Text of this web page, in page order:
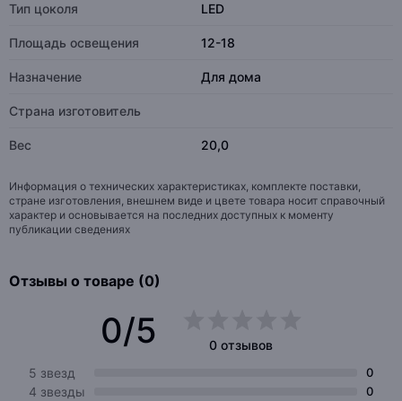
Тип цоколя LED
Площадь освещения 12-18
Назначение Для дома
Страна изготовитель
Вес 20,0
Информация о технических характеристиках, комплекте поставки,
стране изготовления, внешнем виде и цвете товара носит справочный
характер и основывается на последних доступных к моменту
публикации сведениях
Отзывы о товаре (0)
0/5
0 отзывов
5 звезд
0
4 звезды 0